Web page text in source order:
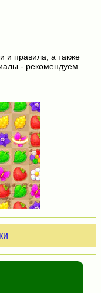
и правила, а также
- рекомендуем